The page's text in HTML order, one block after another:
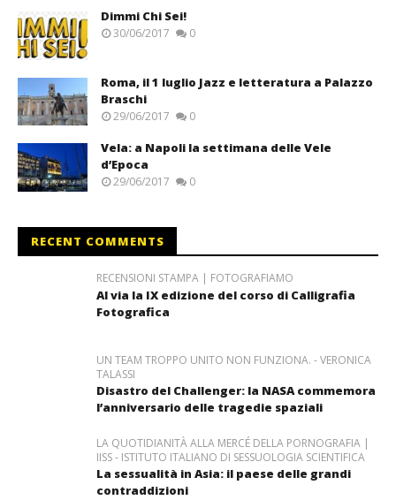
Dimmi Chi Sei!
30/06/2017 0
Roma, il 1 luglio Jazz e letteratura a Palazzo
Braschi
29/06/2017 0
Vela: a Napoli la settimana delle Vele
d’Epoca
29/06/2017 0
RECENT COMMENTS
RECENSIONI STAMPA | FOTOGRAFIAMO
Al via la IX edizione del corso di Calligrafia
Fotografica
UN TEAM TROPPO UNITO NON FUNZIONA. - VERONICA
TALASSI
Disastro del Challenger: la NASA commemora
l’anniversario delle tragedie spaziali
LA QUOTIDIANITÀ ALLA MERCÉ DELLA PORNOGRAFIA |
IISS - ISTITUTO ITALIANO DI SESSUOLOGIA SCIENTIFICA
La sessualità in Asia: il paese delle grandi
contraddizioni